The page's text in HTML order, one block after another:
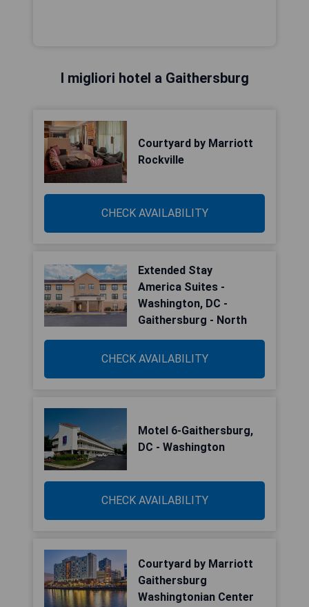
I migliori hotel a Gaithersburg
Courtyard by Marriott
Rockville
CHECK AVAILABILITY
Extended Stay
America Suites -
Washington, DC -
Gaithersburg - North
CHECK AVAILABILITY
Motel 6-Gaithersburg,
DC - Washington
CHECK AVAILABILITY
Courtyard by Marriott
Gaithersburg
Washingtonian Center